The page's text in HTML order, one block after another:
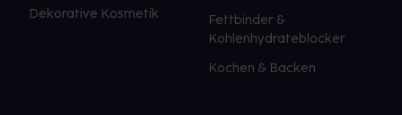
Dekorative Kosmetik
Fettbinder &
Kohlenhydrateblocker
Kochen & Backen